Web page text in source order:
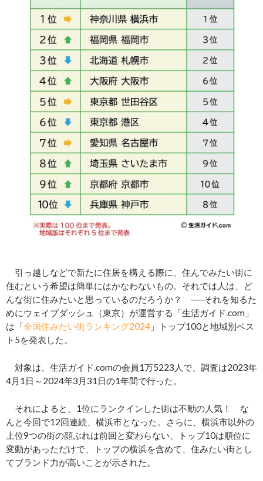
引っ越しなどで新たに住居を構える際に、住んでみたい街に
住むという希望は簡単にはかなわないもの。それでは人は、ど
んな街に住みたいと思っているのだろうか？ ──それを知るた
めにウェイブダッシュ（東京）が運営する「生活ガイド.com」
は「全国住みたい街ランキング2024 」トップ100と地域別ベス
ト5を発表した。
対象は、生活ガイド.comの会員1万5223人で、調査は2023年
4月1日～2024年3月31日の1年間で行った。
それによると、1位にランクインした街は不動の人気！ な
んと今回で12回連続、横浜市となった。さらに、横浜市以外の
上位9つの街の顔ぶれは前回と変わらない、トップ10は順位に
変動があっただけで、トップの横浜を含めて、住みたい街とし
てブランド力が高いことが示された。